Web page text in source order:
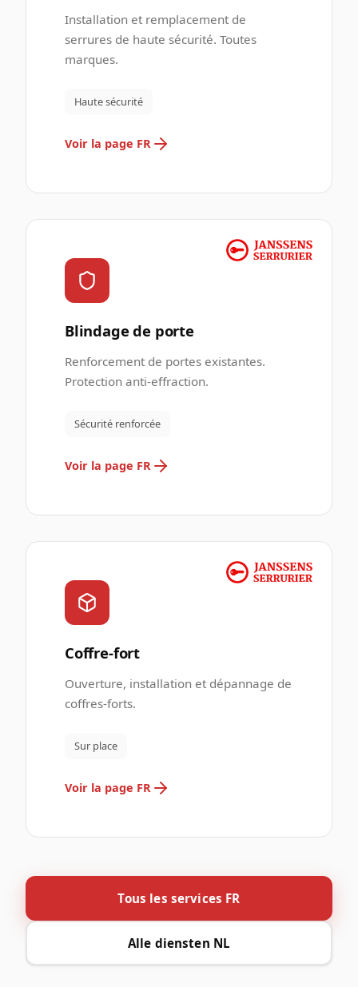
Installation et remplacement de
serrures de haute sécurité. Toutes
marques.
Haute sécurité
Voir la page FR
Blindage de porte
Renforcement de portes existantes.
Protection anti-effraction.
Sécurité renforcée
Voir la page FR
Coffre-fort
Ouverture, installation et dépannage de
coffres-forts.
Sur place
Voir la page FR
Tous les services FR
Alle diensten NL